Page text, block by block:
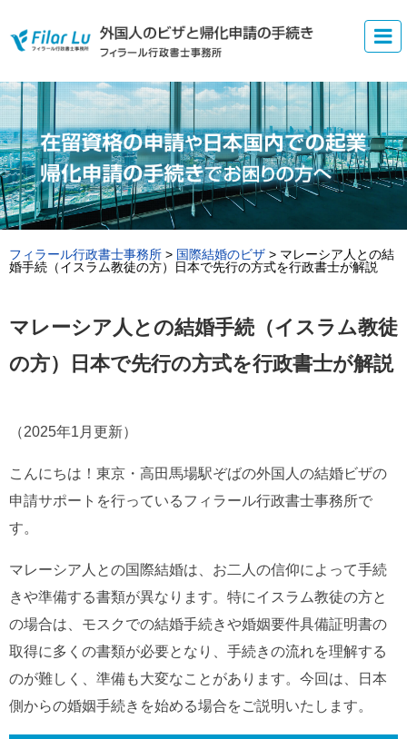
フィラール行政書士事務所 > 国際結婚のビザ > マレーシア人との結
婚手続（イスラム教徒の方）日本で先行の方式を行政書士が解説
マレーシア人との結婚手続（イスラム教徒
の方）日本で先行の方式を行政書士が解説
（2025年1月更新）
こんにちは！東京・高田馬場駅ぞばの外国人の結婚ビザの
申請サポートを行っているフィラール行政書士事務所で
す。
マレーシア人との国際結婚は、お二人の信仰によって手続
きや準備する書類が異なります。特にイスラム教徒の方と
の場合は、モスクでの結婚手続きや婚姻要件具備証明書の
取得に多くの書類が必要となり、手続きの流れを理解する
のが難しく、準備も大変なことがあります。今回は、日本
側からの婚姻手続きを始める場合をご説明いたします。